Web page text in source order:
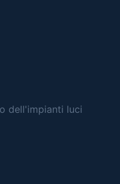
dell'impianti luci